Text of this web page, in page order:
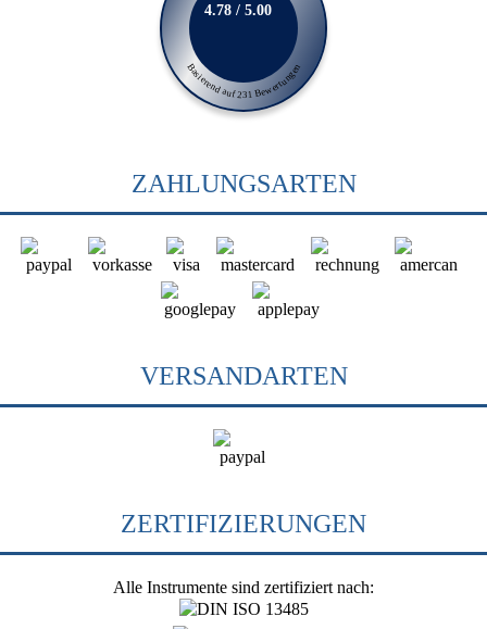
Basierend auf 231 Bewertungen
4.78 / 5.00
ZAHLUNGSARTEN
VERSANDARTEN
ZERTIFIZIERUNGEN
Alle Instrumente sind zertifiziert nach: